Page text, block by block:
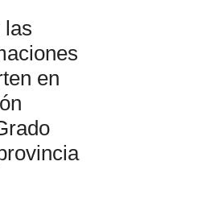
las
en